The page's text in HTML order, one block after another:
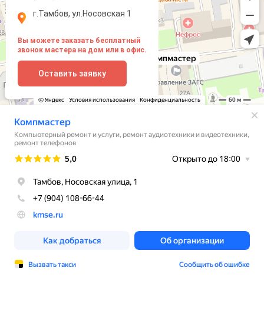
г.Тамбов, ул.Носовская 1
Вы можете заказать бесплатный
звонок мастера на дом или в офис.
Оставить заявку